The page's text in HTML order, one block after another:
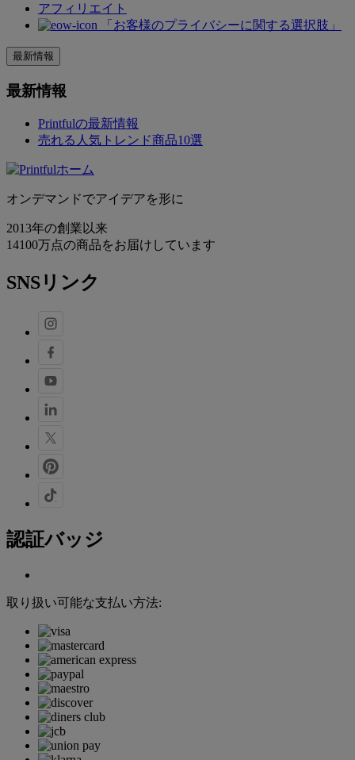
アフィリエイト
「お客様のプライバシーに関する選択肢」
最新情報
最新情報
Printfulの最新情報
売れる人気トレンド商品10選
オンデマンドでアイデアを形に
2013年の創業以来
14100万点の商品をお届けしています
SNSリンク
認証バッジ
取り扱い可能な支払い方法: